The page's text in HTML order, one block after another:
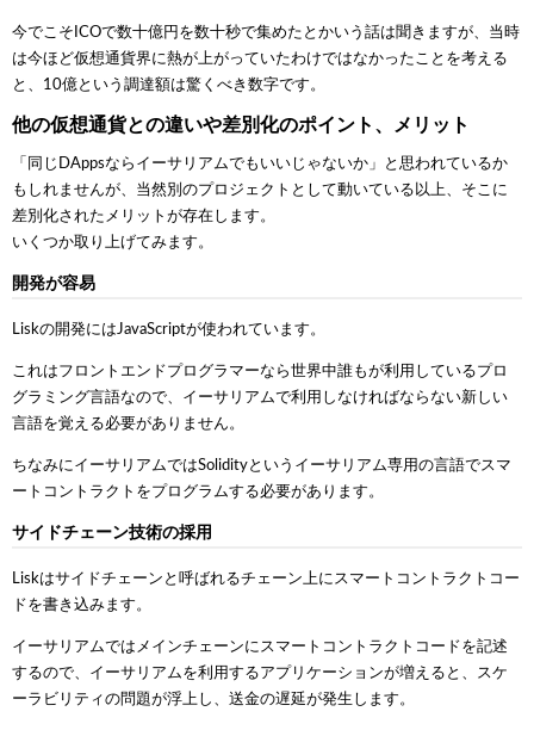
今でこそICOで数十億円を数十秒で集めたとかいう話は聞きますが、当時
は今ほど仮想通貨界に熱が上がっていたわけではなかったことを考える
と、10億という調達額は驚くべき数字です。
他の仮想通貨との違いや差別化のポイント、メリット
「同じDAppsならイーサリアムでもいいじゃないか」と思われているか
もしれませんが、当然別のプロジェクトとして動いている以上、そこに
差別化されたメリットが存在します。
いくつか取り上げてみます。
開発が容易
Liskの開発にはJavaScriptが使われています。
これはフロントエンドプログラマーなら世界中誰もが利用しているプロ
グラミング言語なので、イーサリアムで利用しなければならない新しい
言語を覚える必要がありません。
ちなみにイーサリアムではSolidityというイーサリアム専用の言語でスマ
ートコントラクトをプログラムする必要があります。
サイドチェーン技術の採用
Liskはサイドチェーンと呼ばれるチェーン上にスマートコントラクトコー
ドを書き込みます。
イーサリアムではメインチェーンにスマートコントラクトコードを記述
するので、イーサリアムを利用するアプリケーションが増えると、スケ
ーラビリティの問題が浮上し、送金の遅延が発生します。